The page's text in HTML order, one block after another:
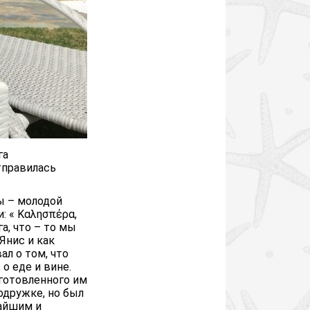
– молодой
« Καλησπέρα,
что – то мы
и как
о том, что
еде и вине.
им
но был
и